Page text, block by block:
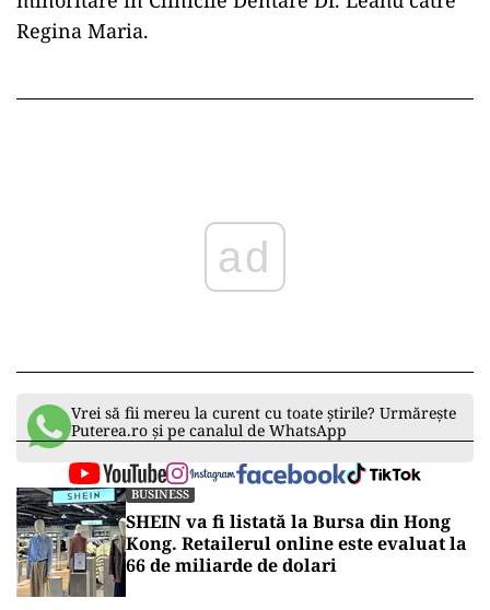
Regina Maria.
ad
Vrei să fii mereu la curent cu toate știrile? Urmărește
Puterea.ro și pe canalul de WhatsApp
BUSINESS
SHEIN va fi listată la Bursa din Hong
Kong. Retailerul online este evaluat la
66 de miliarde de dolari